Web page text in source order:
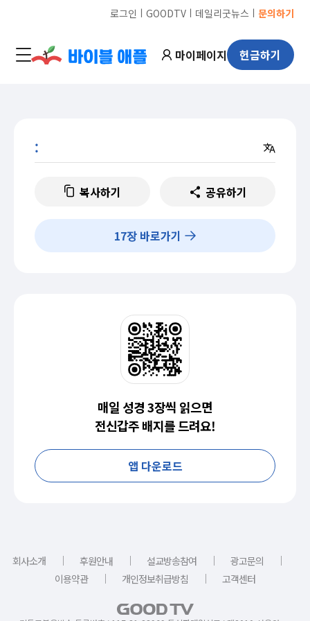
로그인 ㅣ GOODTVㅣ 데일리굿뉴스 ㅣ 문의하기
마이페이지 헌금하기
:
복사하기 공유하기
17장 바로가기
매일 성경 3장씩 읽으면
전신갑주 배지를 드려요!
앱 다운로드
회사소개 ｜ 후원안내 ｜ 설교방송참여 ｜ 광고문의
｜
이용약관
｜ 개인정보취급방침 ｜ 고객센터